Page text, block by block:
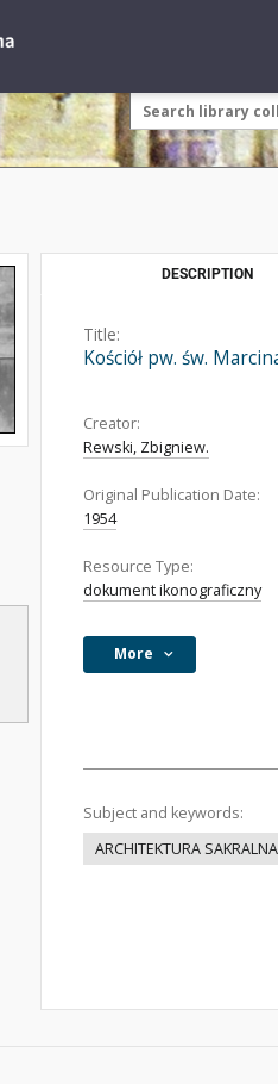
DESCRIPTION
Title:
Kościół pw. św.
Creator:
Rewski, Zbigniew.
Original Publication Date:
1954
Resource Type:
dokument ikonograficzny
More
Subject and keywords:
ARCHITEKTURA SAKRALNA